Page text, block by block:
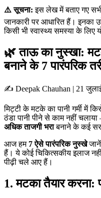
⚠️ सूचना: इस लेख में बताए गए
जानकारी पर आधारित हैं। इनका
किसी भी स्वास्थ्य समस्या के लिए
🌿 ताऊ का नुस्खा:
बनाने के 7 पारंपरिक
✍️ Deepak Chauhan | 21
मिट्टी के मटके का पानी गर्मी में
ठंडा पानी पीने से काम नहीं
अधिक ताजगी भराबनाने के कई
आज हम 7 ऐसे पारंपरिक नुस्खे
हैं। ये कोई चिकित्सकीय इलाज
पीढ़ी चले आए हैं।
1. मटका तैयार